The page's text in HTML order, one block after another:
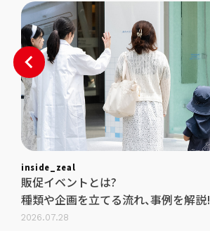
inside_zeal
販促イベントとは?
種類や企画を立てる流れ、事例を解説!
2026.07.28